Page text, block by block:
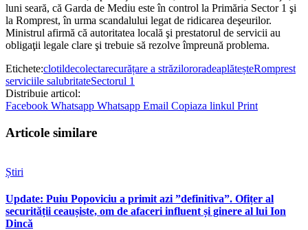
luni seară, că Garda de Mediu este în control la Primăria Sector 1 şi
la Romprest, în urma scandalului legat de ridicarea deşeurilor.
Ministrul afirmă că autoritatea locală şi prestatorul de servicii au
obligaţii legale clare şi trebuie să rezolve împreună problema.
Etichete:clotildecolectarecurățare a străzilororadeaplăteșteRomprest
serviciile salubritateSectorul 1
Distribuie articol:
Facebook Whatsapp Whatsapp Email Copiaza linkul Print
Articole similare
Știri
Update: Puiu Popoviciu a primit azi ”definitiva”. Ofițer al
securității ceaușiste, om de afaceri influent și ginere al lui Ion
Dincă